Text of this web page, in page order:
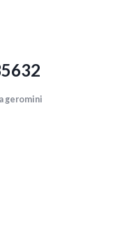
geromini